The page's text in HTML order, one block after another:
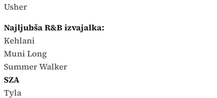
Usher
Najljubša R&B izvajalka:
Kehlani
Muni Long
Summer Walker
SZA
Tyla